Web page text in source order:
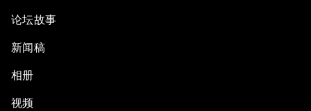
论坛故事
新闻稿
相册
视频